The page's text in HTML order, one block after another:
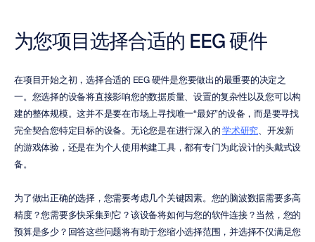
为您项目选择合适的 EEG 硬件
在项目开始之初，选择合适的 EEG 硬件是您要做出的最重要的决定之
一。您选择的设备将直接影响您的数据质量、设置的复杂性以及您可以构
建的整体规模。这并不是要在市场上寻找唯一“最好”的设备，而是要寻找
完全契合您特定目标的设备。无论您是在进行深入的 学术研究、开发新
的游戏体验，还是在为个人使用构建工具，都有专门为此设计的头戴式设
备。
为了做出正确的选择，您需要考虑几个关键因素。您的脑波数据需要多高
精度？您需要多快采集到它？该设备将如何与您的软件连接？当然，您的
预算是多少？回答这些问题将有助于您缩小选择范围，并选择不仅满足您